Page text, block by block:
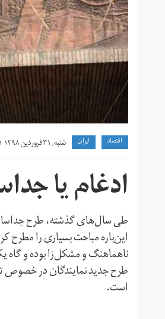
اقتصاد ايران شنبه, ۳۱ فروردین ۱۳۹۸ ۱۶:۳۱
ادغام یا
طی سال‌های گذشته، طرح
این‌باره مباحث بسیاری را مطرح
ناهماهنگ و مشکل‌زا بوده و گاه
طرح جدید نمایندگان در خصوص
است.